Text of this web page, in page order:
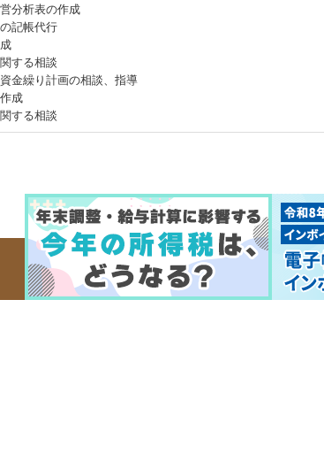
分析表の作成
記帳代行
する相談
金繰り計画の相談、指導
成
する相談
Copyright (c) 2025 - 2026 ioya All Rights